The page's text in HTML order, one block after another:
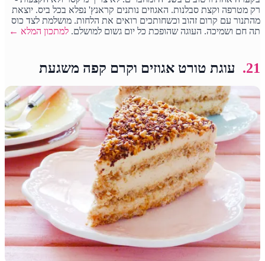
רק מטרפה וקצת סבלנות. האגוזים נותנים קראנץ' נפלא בכל ביס. יוצאת
מהתנור עם קרום זהוב וכשחותכים רואים את הלחות. מושלמת לצד כוס
תה חם ושמיכה. העוגה שהופכת כל יום גשום למושלם.למתכון המלא ←
21. עוגת טורט אגוזים וקרם קפה משגעת